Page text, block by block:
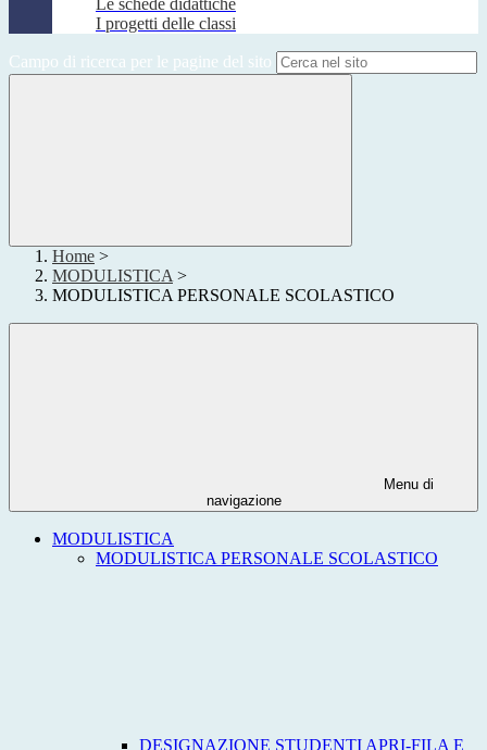
Le schede didattiche
I progetti delle classi
Campo di ricerca per le pagine del sito
Home >
MODULISTICA >
MODULISTICA PERSONALE SCOLASTICO
Menu di
navigazione
MODULISTICA
MODULISTICA PERSONALE SCOLASTICO
DESIGNAZIONE STUDENTI APRI-FILA E